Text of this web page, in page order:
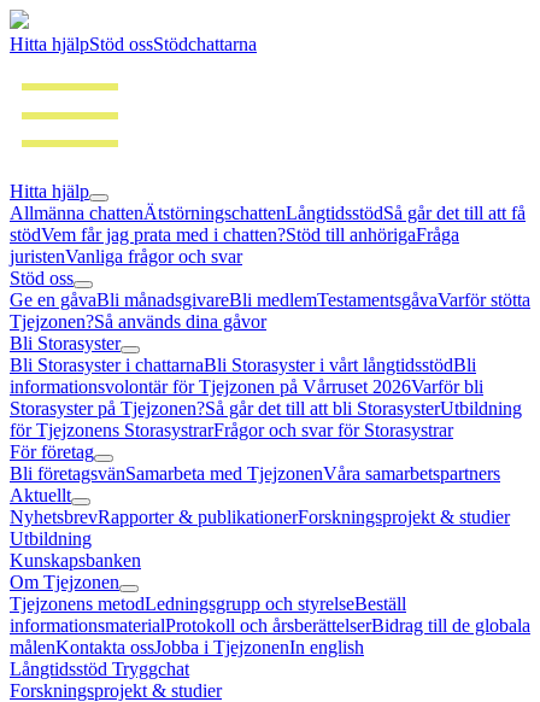
Hitta hjälpStöd ossStödchattarna
Hitta hjälp
Allmänna chattenÄtstörningschattenLångtidsstödSå går det till att få
stödVem får jag prata med i chatten?Stöd till anhörigaFråga
juristenVanliga frågor och svar
Stöd oss
Ge en gåvaBli månadsgivareBli medlemTestamentsgåvaVarför stötta
Tjejzonen?Så används dina gåvor
Bli Storasyster
Bli Storasyster i chattarnaBli Storasyster i vårt långtidsstödBli
informationsvolontär för Tjejzonen på Vårruset 2026Varför bli
Storasyster på Tjejzonen?Så går det till att bli StorasysterUtbildning
för Tjejzonens StorasystrarFrågor och svar för Storasystrar
För företag
Bli företagsvänSamarbeta med TjejzonenVåra samarbetspartners
Aktuellt
NyhetsbrevRapporter & publikationerForskningsprojekt & studier
Utbildning
Kunskapsbanken
Om Tjejzonen
Tjejzonens metodLedningsgrupp och styrelseBeställ
informationsmaterialProtokoll och årsberättelserBidrag till de globala
målenKontakta ossJobba i TjejzonenIn english
Långtidsstöd Tryggchat
Forskningsprojekt & studier